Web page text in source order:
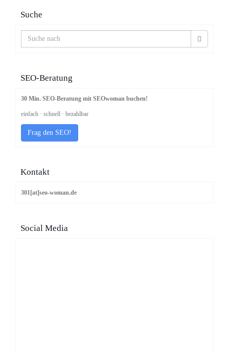
Suche
SEO-Beratung
30 Min. SEO-Beratung mit SEOwoman buchen!
einfach · schnell · bezahlbar
Frag den SEO!
Kontakt
301[at]seo-woman.de
Social Media